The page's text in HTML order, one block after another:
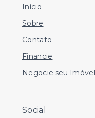
Início
Sobre
Contato
Financie
Negocie seu Imóvel
Social